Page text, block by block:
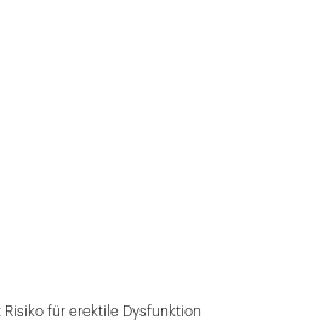
für erektile Dysfunktion